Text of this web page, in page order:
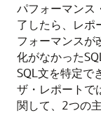
パフォーマンス
了したら、レポ
フォーマンスが
化がなかった
SQL文を特定で
ザ・レポートで
関して、2つの